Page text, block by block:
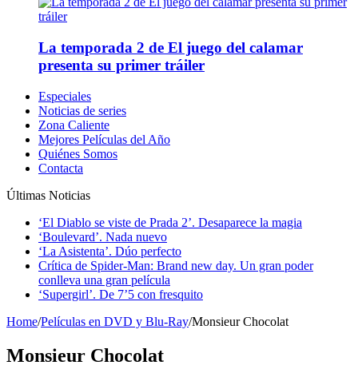
La temporada 2 de El juego del calamar
presenta su primer tráiler
Especiales
Noticias de series
Zona Caliente
Mejores Películas del Año
Quiénes Somos
Contacta
Últimas Noticias
‘El Diablo se viste de Prada 2’. Desaparece la magia
‘Boulevard’. Nada nuevo
‘La Asistenta’. Dúo perfecto
Crítica de Spider-Man: Brand new day. Un gran poder
conlleva una gran película
‘Supergirl’. De 7’5 con fresquito
Home/Películas en DVD y Blu-Ray/Monsieur Chocolat
Monsieur Chocolat